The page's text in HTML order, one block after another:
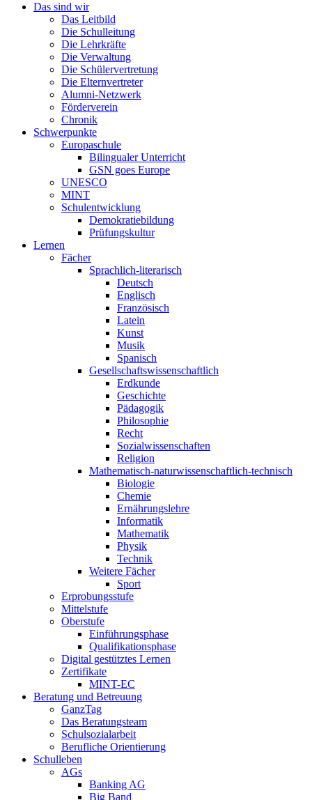
Das sind wir
Das Leitbild
Die Schulleitung
Die Lehrkräfte
Die Verwaltung
Die Schülervertretung
Die Elternvertreter
Alumni-Netzwerk
Förderverein
Chronik
Schwerpunkte
Europaschule
Bilingualer Unterricht
GSN goes Europe
UNESCO
MINT
Schulentwicklung
Demokratiebildung
Prüfungskultur
Lernen
Fächer
Sprachlich-literarisch
Deutsch
Englisch
Französisch
Latein
Kunst
Musik
Spanisch
Gesellschaftswissenschaftlich
Erdkunde
Geschichte
Pädagogik
Philosophie
Recht
Sozialwissenschaften
Religion
Mathematisch-naturwissenschaftlich-technisch
Biologie
Chemie
Ernährungslehre
Informatik
Mathematik
Physik
Technik
Weitere Fächer
Sport
Erprobungsstufe
Mittelstufe
Oberstufe
Einführungsphase
Qualifikationsphase
Digital gestütztes Lernen
Zertifikate
MINT-EC
Beratung und Betreuung
GanzTag
Das Beratungsteam
Schulsozialarbeit
Berufliche Orientierung
Schulleben
AGs
Banking AG
Big Band